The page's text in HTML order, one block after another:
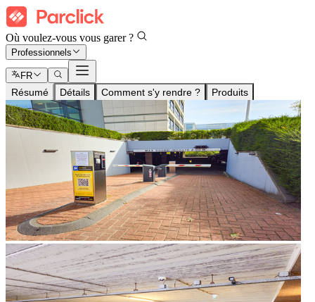
Où voulez-vous vous garer ?
Professionnels
FR
Résumé Détails Comment s'y rendre ? Produits